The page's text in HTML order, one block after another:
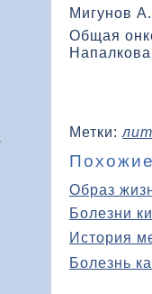
Мигунов
Общая
Метки:
Образ
Болезни
История
Болезнь